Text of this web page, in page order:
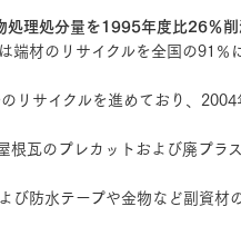
処理処分量を1995年度比26％
端材のリサイクルを全国の91
リサイクルを進めており、
根瓦のプレカットおよび廃プラ
び防水テープや金物など副資材